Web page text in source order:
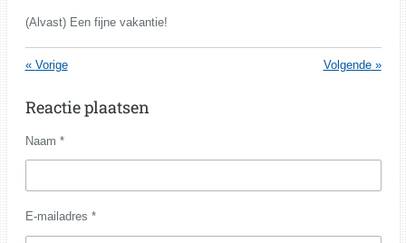
(Alvast) Een fijne vakantie!
« Vorige Volgende»
Reactie plaatsen
Naam *
E-mailadres *